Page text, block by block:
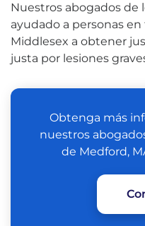
Nuestros abogados de
ayudado a personas
Middlesex a obtener
justa por lesiones
Obtenga más
nuestros
de Medford,